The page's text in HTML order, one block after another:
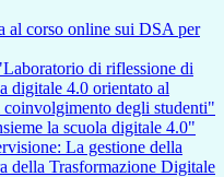
al corso online sui DSA per
di riflessione di
digitale 4.0 orientato al
coinvolgimento degli studenti"
la scuola digitale 4.0"
La gestione della
della Trasformazione Digitale